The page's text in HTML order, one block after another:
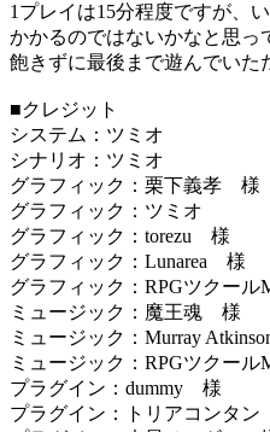
1プレイは15分程度ですが、
かかるのではないかなと思っ
飽きずに最後まで遊んでいた
■クレジット
システム：ツミオ
シナリオ：ツミオ
グラフィック：栗下義孝 様
グラフィック：ツミオ
グラフィック：torezu 様
グラフィック：Lunarea 様
グラフィック：RPGツクー
ミュージック：魔王魂 様
ミュージック：Murray
ミュージック：RPGツクー
プラグイン：dummy 様
プラグイン：トリアコンタ